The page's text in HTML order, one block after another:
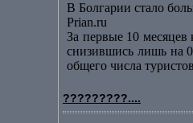
В Болгарии стало
Prian.ru
За первые 10
снизившись лишь на
общего числа
?????????....